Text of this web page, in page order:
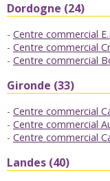
Dordogne (24)
Centre commercial
Centre commercial
Centre commercial
Gironde (33)
Centre commercial
Centre commercial
Centre commercial
Landes (40)